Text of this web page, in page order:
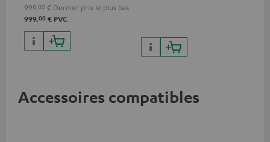
999,00 € Dernier prix le plus bas
999,00 € PVC
Accessoires compatibles